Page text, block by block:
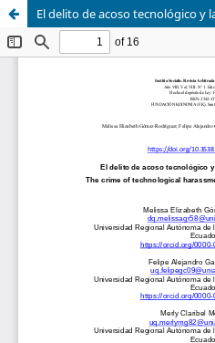
El delito de acoso tecnológico y